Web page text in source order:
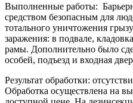
Выполненные работы:
средством безопасным для
тотального уничтожения
заражения: в подвале,
рамы. Дополнительно было
особей, подъезд и входная
Результат обработки:
Обработка осуществлена на